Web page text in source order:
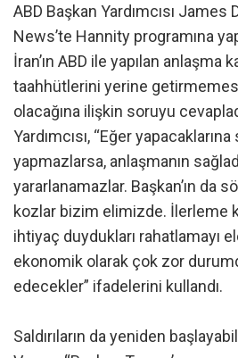
ABD Başkan Yardımcısı James
News’te Hannity programına
İran’ın ABD ile yapılan anlaşma
taahhütlerini yerine
olacağına ilişkin soruyu
Yardımcısı, “Eğer
yapmazlarsa, anlaşmanın
yararlanamazlar. Başkan’ın da
kozlar bizim elimizde. İlerleme
ihtiyaç duydukları rahatlamayı
ekonomik olarak çok zor
edecekler” ifadelerini kullandı.
Saldırıların da yeniden